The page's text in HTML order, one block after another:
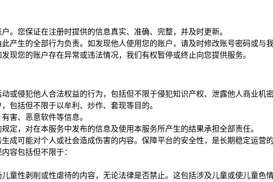
。您保证在注册时提供的信息真实、准确、完整，并及时更新。
产生的全部行为负责。如发现他人使用您的账户，请及时修改账号密码或与我
现您的账户存在异常或违法情况，我们有权暂停或终止向您提供服务。
或侵犯他人合法权益的行为，包括但不限于侵犯知识产权、泄露他人商业机密
包括但不限于以牟利、炒作、套现等目的。
害、恶意软件等信息。
定，对在本服务中发布的信息及使用本服务所产生的结果承担全部责任。
成可能对个人或社会造成伤害的内容。保障平台的安全性，是长期稳定运营
容包括但不限于：
童性剥削或性虐待的内容，无论法律是否禁止。这包括涉及儿童或使儿童色情